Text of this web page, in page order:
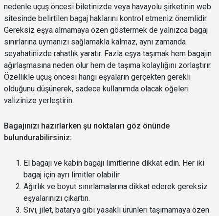
nedenle uçuş öncesi biletinizde veya havayolu şirketinin web
sitesinde belirtilen bagaj haklarını kontrol etmeniz önemlidir.
Gereksiz eşya almamaya özen göstermek de yalnızca bagaj
sınırlarına uymanızı sağlamakla kalmaz, aynı zamanda
seyahatinizde rahatlık yaratır. Fazla eşya taşımak hem bagajın
ağırlaşmasına neden olur hem de taşıma kolaylığını zorlaştırır.
Özellikle uçuş öncesi hangi eşyaların gerçekten gerekli
olduğunu düşünerek, sadece kullanımda olacak öğeleri
valizinize yerleştirin.
Bagajınızı hazırlarken şu noktaları göz önünde
bulundurabilirsiniz:
El bagajı ve kabin bagajı limitlerine dikkat edin. Her iki
bagaj için ayrı limitler olabilir.
Ağırlık ve boyut sınırlamalarına dikkat ederek gereksiz
eşyalarınızı çıkartın.
Sıvı, jilet, batarya gibi yasaklı ürünleri taşımamaya özen